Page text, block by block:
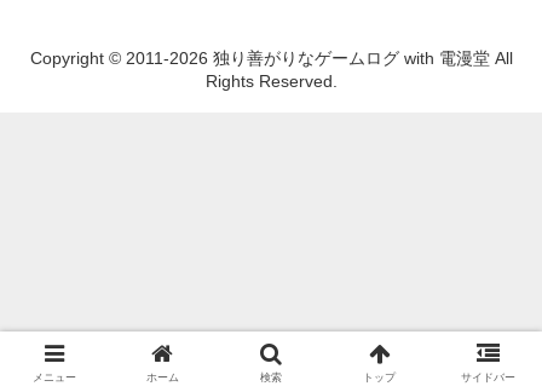
Copyright © 2011-2026 独り善がりなゲームログ with 電漫堂 All
Rights Reserved.
メニュー ホーム 検索 トップ サイドバー